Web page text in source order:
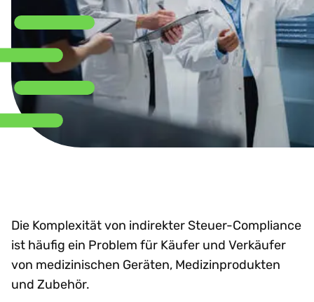
Die Komplexität von indirekter Steuer-Compliance
ist häufig ein Problem für Käufer und Verkäufer
von medizinischen Geräten, Medizinprodukten
und Zubehör.